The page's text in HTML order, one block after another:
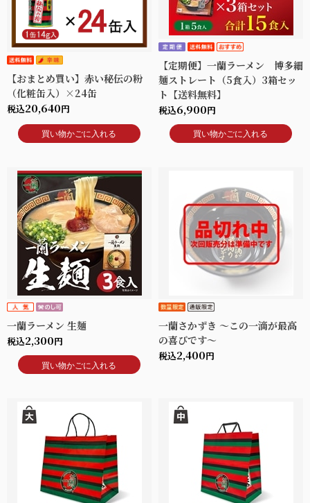
【おまとめ買い】赤い秘伝の粉
（化粧缶入）×24缶
税込20,640円
買い物かごに入れる
【定期便】一蘭ラーメン 博多細
麺ストレート（5食入）3箱セッ
ト【送料無料】
税込6,900円
買い物かごに入れる
一蘭ラーメン 生麺
税込2,300円
買い物かごに入れる
一蘭さかずき ～この一滴が最高
の喜びです～
税込2,400円